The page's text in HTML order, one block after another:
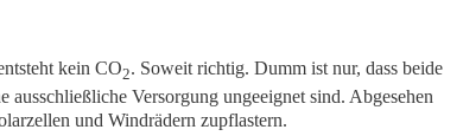
kein CO2. Soweit richtig. Dumm ist nur, dass beide
Versorgung ungeeignet sind. Abgesehen
und Windrädern zupflastern.